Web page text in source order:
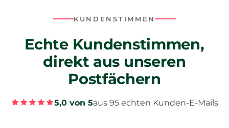
KUNDENSTIMMEN
Echte Kundenstimmen,
direkt aus unseren
Postfächern
5,0 von 5aus 95 echten Kunden-E-Mails